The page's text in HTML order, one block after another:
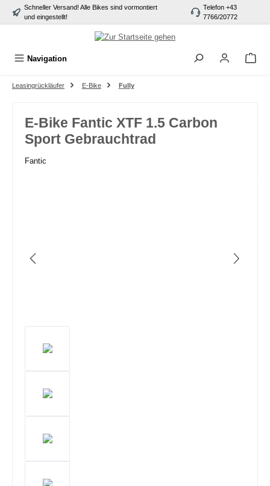
springen
Schneller Versand! Alle Bikes sind vormontiert
und eingestellt!
Telefon +43
7766/20772
Navigation
Leasingrückläufer E-Bike Fully
E-Bike Fantic XTF 1.5 Carbon
Sport Gebrauchtrad
Fantic